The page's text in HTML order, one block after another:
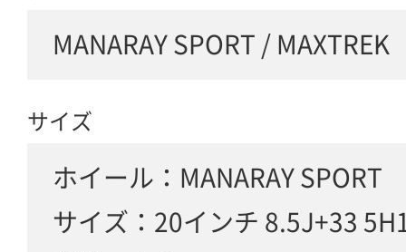
MANARAY SPORT / MAXTREK
サイズ
ホイール：MANARAY SPORT
サイズ：20インチ 8.5J+33